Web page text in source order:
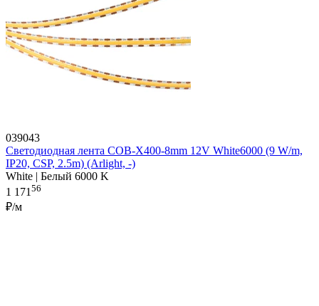
039043
Светодиодная лента COB-X400-8mm 12V White6000 (9 W/m,
IP20, CSP, 2.5m) (Arlight, -)
White | Белый 6000 K
1 17156
₽/м